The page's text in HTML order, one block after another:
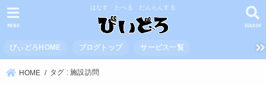
はなす たべる だんらんする
SEARCH
MENU
びぃどろHOME ブログトップ サービス一覧
HOME タグ : 施設訪問